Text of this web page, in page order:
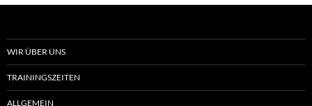
WIR ÜBER UNS
TRAININGSZEITEN
ALLGEMEIN